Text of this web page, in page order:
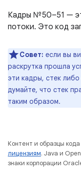
Кадры №50–51 —
потоки. Это код
Совет: если вы
раскрутка прошла
эти кадры, стек
думайте, что стек
таким образом.
Контент и образцы
лицензиям. Java и
знаки корпорации